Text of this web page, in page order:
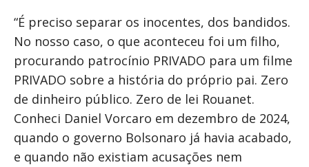
“É preciso separar os inocentes, dos bandidos.
No nosso caso, o que aconteceu foi um filho,
procurando patrocínio PRIVADO para um filme
PRIVADO sobre a história do próprio pai. Zero
de dinheiro público. Zero de lei Rouanet.
Conheci Daniel Vorcaro em dezembro de 2024,
quando o governo Bolsonaro já havia acabado,
e quando não existiam acusações nem